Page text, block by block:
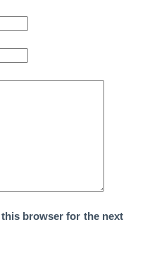
browser for the next